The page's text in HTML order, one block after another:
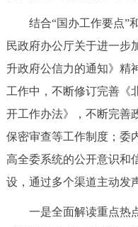
绿色北京
多语种
DEUTSCH
ESPAÑOL
结合“国办工作要点”和
民政府办公厅关于进一步
升政府公信力的通知》精
工作中，不断修订完善《
开工作办法》，不断完善
保密审查等工作制度；委
高全委系统的公开意识和
设，通过多个渠道主动发
一是全面解读重点热点